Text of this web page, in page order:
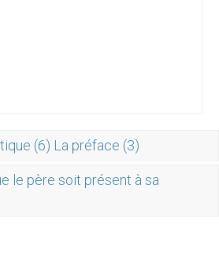
(6) La préface (3)
le père soit présent à sa